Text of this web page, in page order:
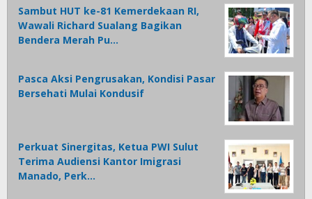
Sambut HUT ke-81 Kemerdekaan RI,
Wawali Richard Sualang Bagikan
Bendera Merah Pu…
Pasca Aksi Pengrusakan, Kondisi Pasar
Bersehati Mulai Kondusif
Perkuat Sinergitas, Ketua PWI Sulut
Terima Audiensi Kantor Imigrasi
Manado, Perk…